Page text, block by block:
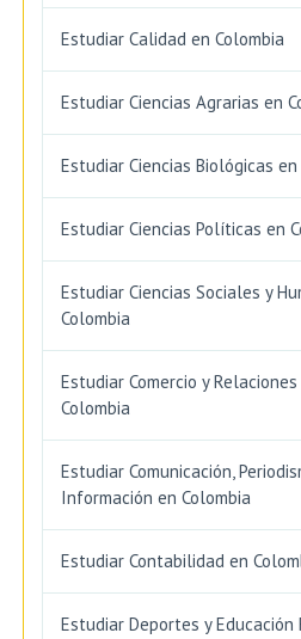
Estudiar Calidad en Colombia
Estudiar Ciencias Agrarias en
Estudiar Ciencias Biológicas
Estudiar Ciencias Políticas en
Estudiar Ciencias Sociales y
Colombia
Estudiar Comercio y
Colombia
Estudiar Comunicación,
Información en Colombia
Estudiar Contabilidad en
Estudiar Deportes y Educación